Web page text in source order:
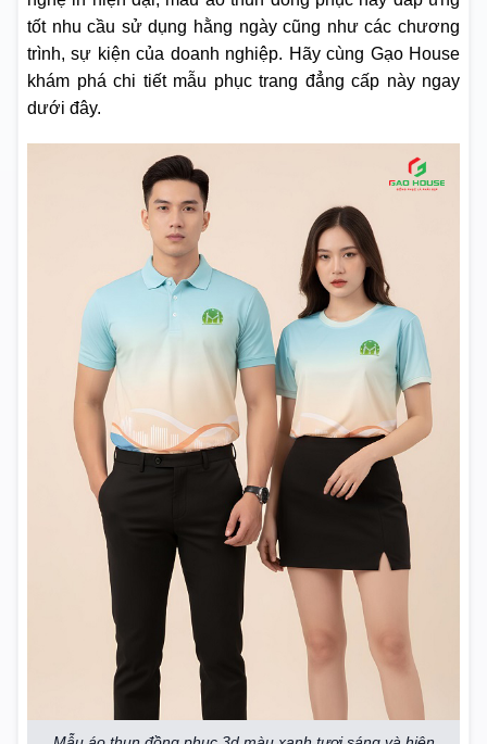
tốt nhu cầu sử dụng hằng ngày cũng như các chương
trình, sự kiện của doanh nghiệp. Hãy cùng Gạo House
khám phá chi tiết mẫu phục trang đẳng cấp này ngay
dưới đây.